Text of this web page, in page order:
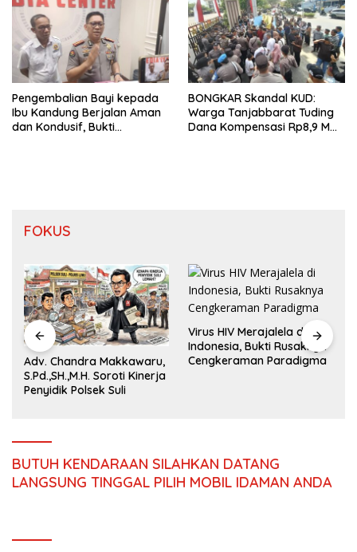
Pengembalian Bayi kepada
Ibu Kandung Berjalan Aman
dan Kondusif, Bukti
BONGKAR Skandal KUD:
Warga Tanjabbarat Tuding
Dana Kompensasi Rp8,9 M
FOKUS
Adv. Chandra Makkawaru,
S.Pd.,SH.,M.H. Soroti Kinerja
Penyidik Polsek Suli
Virus HIV Merajalela di
Indonesia, Bukti Rusaknya
Cengkeraman Paradigma
BUTUH KENDARAAN SILAHKAN DATANG
LANGSUNG TINGGAL PILIH MOBIL IDAMAN ANDA